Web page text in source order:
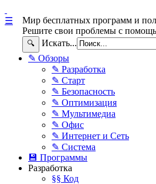
Мир бесплатных программ и
Решите свои проблемы с
🔍 Искать...
☰
✎ Обзоры
✎ Разработка
✎ Старт
✎ Безопасность
✎ Оптимизация
✎ Мультимедиа
✎ Офис
✎ Интернет и Сеть
✎ Система
💾 Программы
Разработка
§§ Код